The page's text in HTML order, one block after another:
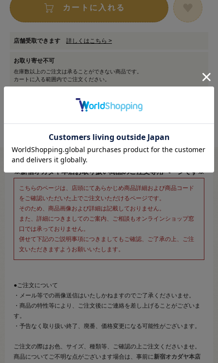
カートに入れる
店舗受取できます 詳しくはこちら >
お取り寄せ不可
在庫数以上のご注文は承ることができない商品です。
カートに入る範囲内でご注文ください。
※新宿オカダヤ本店お取り扱い商品のご注文専用ページです※
こちらのページは、店頭にてあらかじめ商品詳細および商品コード
をご確認いただいた上でご注文いただけるページです。
そのため、商品画像および詳細は記載しておりません。
また、詳細につきましてのご案内、ご相談もオンラインショップ窓
口では承っておりません。
併せて下記のご説明事項につきましてもご確認、ご了承の上、ご注
文いただきますようお願いいたします。
●ご注文について
・メール等での画像送信はいたしかねますのでご了承くださいませ。
・商品の特性等により、ご注文後にご連絡を差し上げることがございま
す。
・予告なく取り扱い終了、廃番、価格変更になる可能性がございます。
ご注文の際はお色、サイズ、種類等、ご確認の上ご注文くださいませ。
商品についてご不明な点がございます場合は、事前に新宿オカダヤ本店